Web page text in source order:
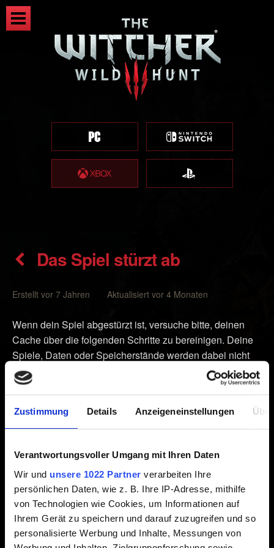
Zustimmung Details Anzeigeneinstellungen
Verantwortungsvoller Umgang mit Ihren Daten
Wir und unsere 1022 Partner verarbeiten Ihre
persönlichen Daten, wie z. B. Ihre IP-Adresse, mithilfe
von Technologien wie Cookies, um Informationen auf
Ihrem Gerät zu speichern und darauf zuzugreifen und so
personalisierte Werbung und Inhalte, Messungen von
Das Spiel stürzt ab
Erstellt vor 7 Jahren Aktualisiert vor 4 Monaten
Wenn dein Spiel abgestürzt ist, versuche bitte, deinen
Cache über die folgenden Schritte zu bereinigen. Deine
Spiele, Daten oder Speicherstände werden dabei nicht
gelöscht:
oder dieAusschalten-Taste an deiner Xboxaus.
2. Ziehe das Stromkabel hinten aus deiner Xbox heraus.
4. Stecke das Kabel wieder in deine Xbox.
5. Schalte deine Xbox wieder ein.
Dies bereinigt den Cache deiner Xbox von allen Daten im
Cache, die eventuell beschädigt wurden. Überprüfe
danach, ob das Problem weiterhin auftritt. Sollte dieser